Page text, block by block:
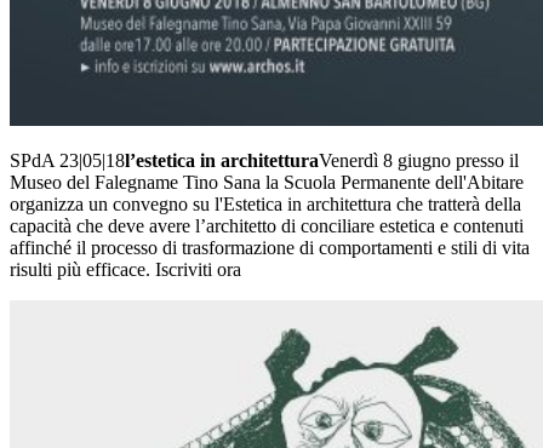
SPdA 23|05|18l’estetica in architetturaVenerdì 8 giugno presso il
Museo del Falegname Tino Sana la Scuola Permanente dell'Abitare
organizza un convegno su l'Estetica in architettura che tratterà della
capacità che deve avere l’architetto di conciliare estetica e contenuti
affinché il processo di trasformazione di comportamenti e stili di vita
risulti più efficace. Iscriviti ora